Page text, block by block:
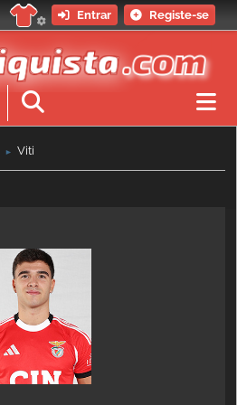
Entrar Registe-se
► Viti